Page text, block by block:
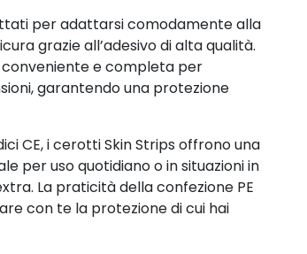
per adattarsi comodamente alla
grazie all’adesivo di alta qualità.
conveniente e completa per
garantendo una protezione
CE, i cerotti Skin Strips offrono una
per uso quotidiano o in situazioni in
La praticità della confezione PE
con te la protezione di cui hai